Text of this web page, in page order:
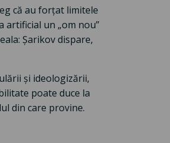
că au forțat limitele
artificial un „om nou”
Șarikov dispare,
și ideologizării,
poate duce la
din care provine.